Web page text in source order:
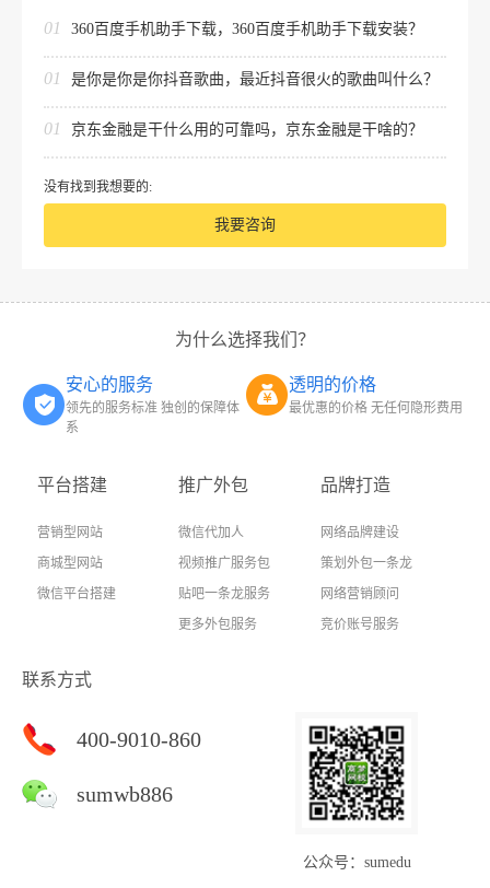
01 360百度手机助手下载，360百度手机助手下载安装？
01 是你是你是你抖音歌曲，最近抖音很火的歌曲叫什么？
01 京东金融是干什么用的可靠吗，京东金融是干啥的？
没有找到我想要的:
我要咨询
为什么选择我们？
安心的服务
领先的服务标准 独创的保障体
系
透明的价格
最优惠的价格 无任何隐形费用
平台搭建
营销型网站
商城型网站
微信平台搭建
推广外包
微信代加人
视频推广服务包
贴吧一条龙服务
更多外包服务
品牌打造
网络品牌建设
策划外包一条龙
网络营销顾问
竞价账号服务
联系方式
400-9010-860
sumwb886
公众号：sumedu